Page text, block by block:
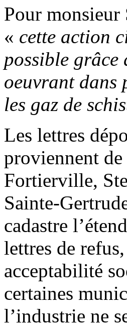
Pour monsieur
« cette action
possible grâce
oeuvrant dans
les gaz de
Les lettres
proviennent
Fortierville,
Sainte-
cadastre
lettres de
acceptabilité
certaines
l’industrie ne